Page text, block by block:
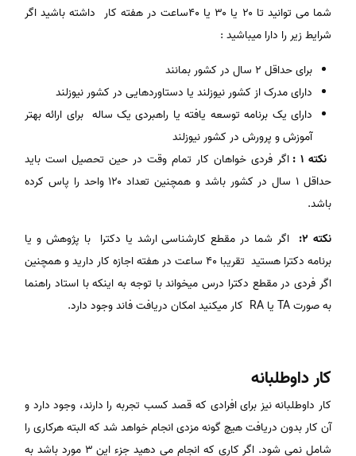
شما می توانید تا ۲۰ یا ۳۰ یا ۴۰ساعت در هفته کار داشته باشید اگر
شرایط زیر را دارا میباشید :
برای حداقل ۲ سال در کشور بمانند
دارای مدرک از کشور نیوزلند یا دستاوردهایی در کشور نیوزلند
دارای یک برنامه توسعه یافته یا راهبردی یک ساله برای ارائه بهتر
آموزش و پرورش در کشور نیوزلند
نکته 1 :
اگر فردی خواهان کار تمام وقت در حین تحصیل است باید
حداقل ۱ سال در کشور باشد و همچنین تعداد ۱۲۰ واحد را پاس کرده
باشد.
نکته 2:
اگر شما در مقطع کارشناسی ارشد یا دکترا با پژوهش و یا
برنامه دکترا هستید تقریبا ۴۰ ساعت در هفته اجازه کار دارید و همچنین
اگر فردی در مقطع دکترا درس میخواند با توجه به اینکه با استاد راهنما
به صورت TA یا RA کار میکنید امکان دریافت فاند وجود دارد.
کار داوطلبانه
کار داوطلبانه نیز برای افرادی که قصد کسب تجربه را دارند، وجود دارد و
آن کار بدون دریافت هیچ گونه مزدی انجام خواهد شد که البته هرکاری را
شامل نمی شود. اگر کاری که انجام می دهید جزء این ۳ مورد باشد به